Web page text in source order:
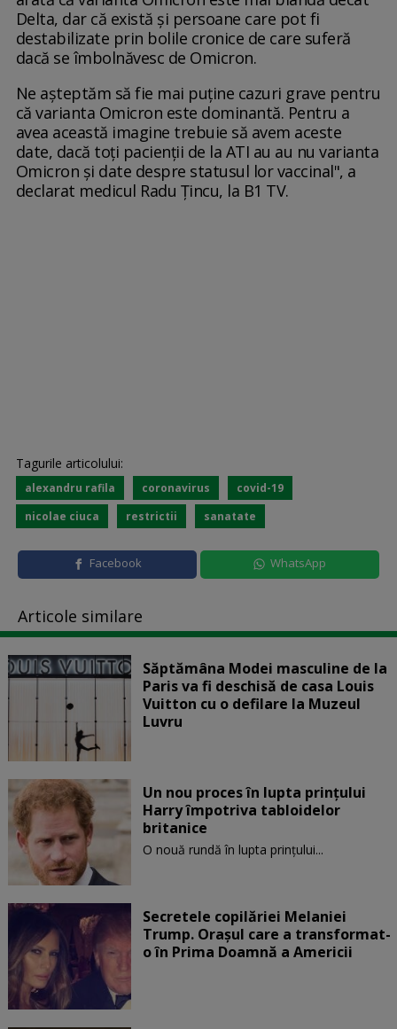
Delta, dar că există și persoane care pot fi
destabilizate prin bolile cronice de care suferă
dacă se îmbolnăvesc de Omicron.
Ne așteptăm să fie mai puține cazuri grave pentru
că varianta Omicron este dominantă. Pentru a
avea această imagine trebuie să avem aceste
date, dacă toți pacienții de la ATI au au nu varianta
Omicron și date despre statusul lor vaccinal", a
declarat medicul Radu Țincu, la B1 TV.
Tagurile articolului:
alexandru rafila coronavirus
covid-19
nicolae ciuca
restrictii sanatate
Facebook WhatsApp
Articole similare
Săptămâna Modei masculine de la
Paris va fi deschisă de casa Louis
Vuitton cu o defilare la Muzeul
Luvru
Un nou proces în lupta prinţului
Harry împotriva tabloidelor
britanice
O nouă rundă în lupta prinţului...
Secretele copilăriei Melaniei
Trump. Orașul care a transformat-
o în Prima Doamnă a Americii